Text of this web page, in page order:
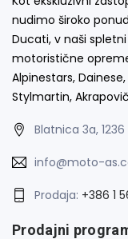
nudimo široko
Ducati, v naši
motoristične
Alpinestars,
Stylmartin,
Blatnica 3a,
info@moto-
Prodaja: +386 1
Prodajni